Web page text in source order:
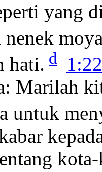
yang
hati. d
1:22
Marilah
untuk